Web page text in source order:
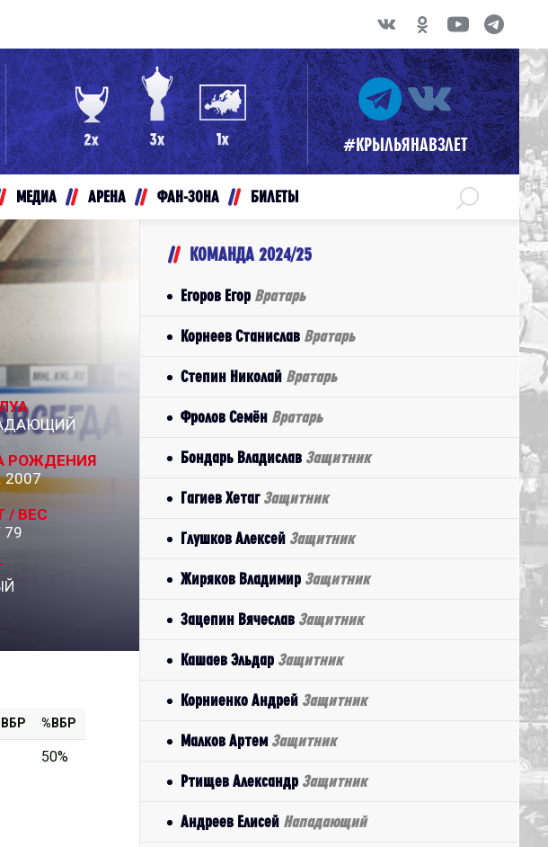
#КРЫЛЬЯНАВЗЛЕТ
МЕДИА АРЕНА ФАН-ЗОНА БИЛЕТЫ
РОЖДЕНИЯ
2007
/ ВЕС
79
%ВБР
50%
КОМАНДА 2024/25
Егоров Егор Вратарь
Корнеев Станислав Вратарь
Степин Николай Вратарь
Фролов Семён Вратарь
Бондарь Владислав Защитник
Гагиев Хетаг Защитник
Глушков Алексей Защитник
Жиряков Владимир Защитник
Зацепин Вячеслав Защитник
Кашаев Эльдар Защитник
Корниенко Андрей Защитник
Малков Артем Защитник
Ртищев Александр Защитник
Андреев Елисей Нападающий